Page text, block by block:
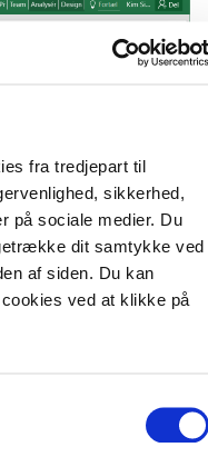
fra tredjepart til
sikkerhed,
på sociale medier. Du
dit samtykke ved
af siden. Du kan
ved at klikke på